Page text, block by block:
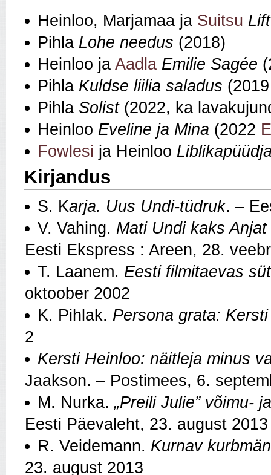
Heinloo, Marjamaa ja Suitsu Lift
Pihla Lohe needus (2018)
Heinloo ja Aadla Emilie Sagée
Pihla Kuldse liilia saladus
Pihla Solist(2022, ka
Heinloo Eveline ja Mina (2022
Fowlesi ja Heinloo
Kirjandus
S. Karja. Uus Undi-tüdruk. –
V. Vahing. Mati Undi kaks
Eesti Ekspress : Areen, 28.
T. Laanem. Eesti filmitaevas
oktoober 2002
K. Pihlak. Persona grata:
2
Kersti Heinloo: näitleja minus
Jaakson. – Postimees, 6.
M. Nurka. „Preili Julie” võimu-
Eesti Päevaleht, 23. august 2013
R. Veidemann. Kurnav
23. august 2013